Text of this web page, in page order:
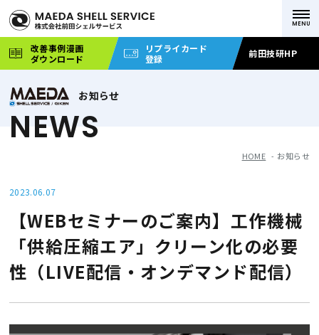
改善事例漫画
ダウンロード
リプライカード
登録
前田技研HP
お知らせ
NEWS
HOME お知らせ
2023.06.07
【WEBセミナーのご案内】工作機械
「供給圧縮エア」クリーン化の必要
性（LIVE配信・オンデマンド配信）